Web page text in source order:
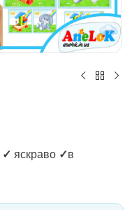
✓ яскраво ✓в